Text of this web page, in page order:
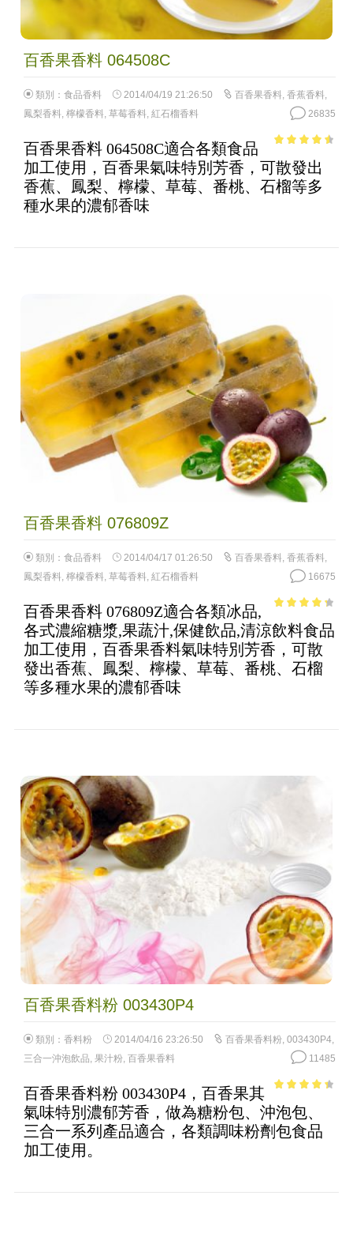
百香果香料 064508C
類別： 食品香料 2014/04/19 21:26:50 百香果香料, 香蕉香料,
鳳梨香料, 檸檬香料, 草莓香料, 紅石榴香料 26835
of 5
百香果香料 064508C適合各類食品
加工使用，百香果氣味特別芳香，可散發出
香蕉、鳳梨、檸檬、草莓、番桃、石榴等多
種水果的濃郁香味
百香果香料 076809Z
類別： 食品香料 2014/04/17 01:26:50 百香果香料, 香蕉香料,
鳳梨香料, 檸檬香料, 草莓香料, 紅石榴香料 16675
5
百香果香料 076809Z適合各類冰品,
各式濃縮糖漿,果蔬汁,保健飲品,清涼飲料食品
加工使用，百香果香料氣味特別芳香，可散
發出香蕉、鳳梨、檸檬、草莓、番桃、石榴
等多種水果的濃郁香味
百香果香料粉 003430P4
類別： 香料粉 2014/04/16 23:26:50 百香果香料粉, 003430P4,
三合一沖泡飲品 果汁粉, 百香果香料 11485
of 5
百香果香料粉 003430P4，百香果其
氣味特別濃郁芳香，做為糖粉包、沖泡包、
三合一系列產品適合，各類調味粉劑包食品
加工使用。